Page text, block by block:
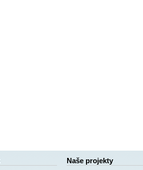
Naše projekty